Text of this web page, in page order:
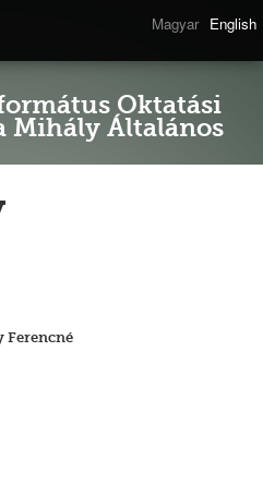
Magyar English
Oktatási
Mihály Általános
Ferencné